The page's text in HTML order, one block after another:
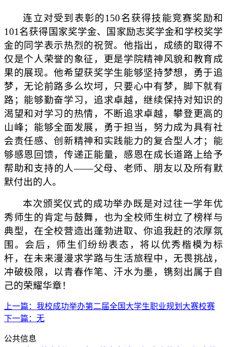
连立对受到表彰的150名获得技能竞赛奖励和
101名获得国家奖学金、国家励志奖学金和学校奖学
金的同学表示热烈的祝贺。他指出，成绩的取得不
仅是个人荣誉的象征，更是学院精神风貌和教育成
果的展现。他希望获奖学生能够坚持梦想，勇于追
梦，无论前路多么坎坷，只要心中有梦，脚下就有
路；能够勤奋学习，追求卓越，继续保持对知识的
渴望和对学习的热情，不断追求卓越，攀登更高的
山峰；能够全面发展，勇于担当，努力成为具有社
会责任感、创新精神和实践能力的复合型人才；能
够感恩回馈，传递正能量，感恩在成长道路上给予
帮助和支持的人——父母、老师、朋友以及所有默
默付出的人。
本次颁奖仪式的成功举办既是对过往一学年优
秀师生的肯定与鼓舞，也为全校师生树立了榜样与
典型，在全校营造出蓬勃进取、你追我赶的浓厚氛
围。会后，师生们纷纷表态，将以优秀楷模为标
杆，在未来漫漫求学路与生活旅程中，无畏挑战，
冲破极限，以青春作笔、汗水为墨，镌刻出属于自
己的荣耀华章！
上一篇：我校成功举办第二届全国大学生职业规划大赛校赛
下一篇：无
公共信息